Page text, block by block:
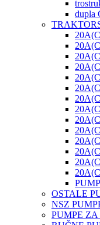
dupla
OSTALE
NSZ
PUMPE ZA